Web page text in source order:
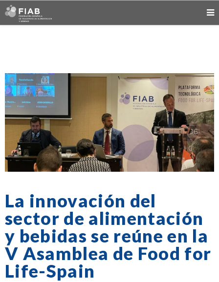
La innovación del
sector de alimentación
y bebidas se reúne en la
V Asamblea de Food for
Life-Spain